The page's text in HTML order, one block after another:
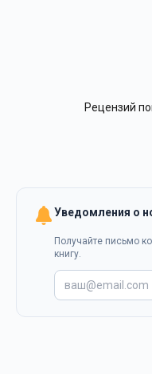
Рецензий
Уведомления о
Получайте письмо
книгу.